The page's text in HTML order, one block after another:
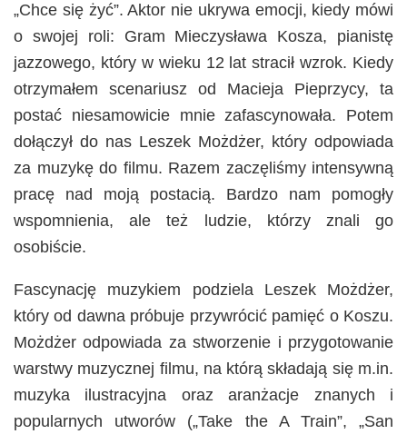
„Chce się żyć”. Aktor nie ukrywa emocji, kiedy mówi
o swojej roli: Gram Mieczysława Kosza, pianistę
jazzowego, który w wieku 12 lat stracił wzrok. Kiedy
otrzymałem scenariusz od Macieja Pieprzycy, ta
postać niesamowicie mnie zafascynowała. Potem
dołączył do nas Leszek Możdżer, który odpowiada
za muzykę do filmu. Razem zaczęliśmy intensywną
pracę nad moją postacią. Bardzo nam pomogły
wspomnienia, ale też ludzie, którzy znali go
osobiście.
Fascynację muzykiem podziela Leszek Możdżer,
który od dawna próbuje przywrócić pamięć o Koszu.
Możdżer odpowiada za stworzenie i przygotowanie
warstwy muzycznej filmu, na którą składają się m.in.
muzyka ilustracyjna oraz aranżacje znanych i
popularnych utworów („Take the A Train”, „San